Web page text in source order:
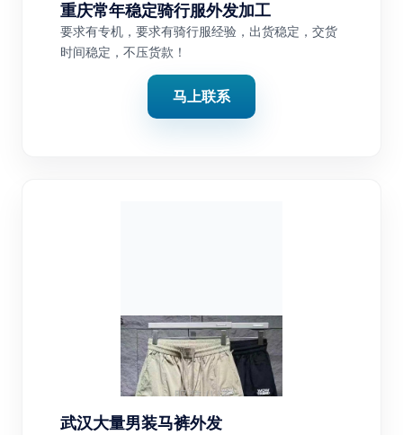
重庆常年稳定骑行服外发加工
要求有专机，要求有骑行服经验，出货稳定，交货
时间稳定，不压货款！
马上联系
武汉大量男装马裤外发